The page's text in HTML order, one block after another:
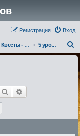
Вход
Регистрация
Квесты - Магмары 5 уровень
о
Поиск Расширенный